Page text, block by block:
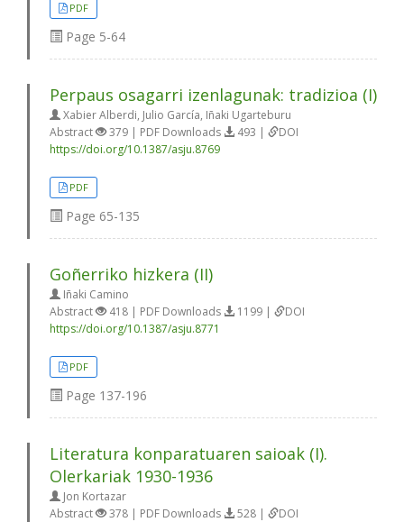
PDF
Page 5-64
Perpaus osagarri izenlagunak: tradizioa (I)
Xabier Alberdi, Julio García, Iñaki Ugarteburu
Abstract
379 | PDF Downloads 493 |
DOI
https://doi.org/10.1387/asju.8769
PDF
Page 65-135
Goñerriko hizkera (II)
Iñaki Camino
Abstract
418 | PDF Downloads 1199 |
DOI
https://doi.org/10.1387/asju.8771
PDF
Page 137-196
Literatura konparatuaren saioak (I).
Olerkariak 1930-1936
Jon Kortazar
Abstract
378 | PDF Downloads 528 |
DOI